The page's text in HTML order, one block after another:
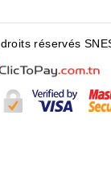
réservés